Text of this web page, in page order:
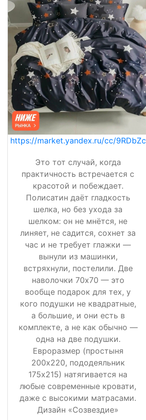
https://market.yandex.ru/cc/9RDbZc
Это тот случай, когда
практичность встречается с
красотой и побеждает.
Полисатин даёт гладкость
шелка, но без ухода за
шелком: он не мнётся, не
линяет, не садится, сохнет за
час и не требует глажки —
вынули из машинки,
встряхнули, постелили. Две
наволочки 70х70 — это
вообще подарок для тех, у
кого подушки не квадратные,
а большие, и они есть в
комплекте, а не как обычно —
одна на две подушки.
Евроразмер (простыня
200х220, пододеяльник
175х215) натягивается на
любые современные кровати,
даже с высокими матрасами.
Дизайн «Созвездие»